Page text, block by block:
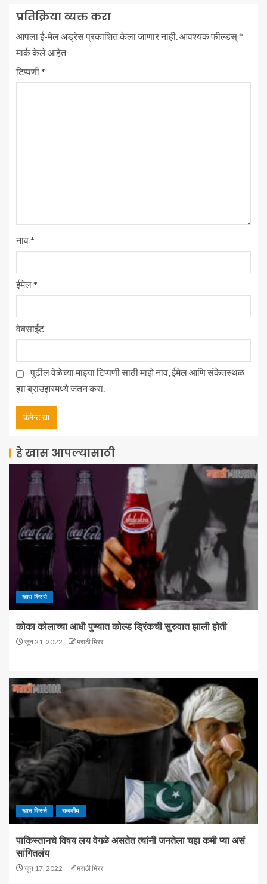
प्रतिक्रिया व्यक्त करा
आपला ई-मेल अड्रेस प्रकाशित केला जाणार नाही.आवश्यक फील्डस्*
मार्क केले आहेत
टिप्पणी*
नाव*
ईमेल*
वेबसाईट
पुढील वेळेच्या माझ्या टिप्पणी साठी माझे नाव, ईमेल आणि संकेतस्थळ
ह्या ब्राउझरमध्ये जतन करा.
हे खास आपल्यासाठी
खास किस्से
कोका कोलाच्या आधी पुण्यात कोल्ड ड्रिंकची सुरुवात झाली होती
जून 21, 2022 मराठी मिरर
खास किस्से राजकीय
पाकिस्तानचे विषय लय वेगळे असतेत त्यांनी जनतेला चहा कमी प्या असं
सांगितलंय
जून 17, 2022 मराठी मिरर